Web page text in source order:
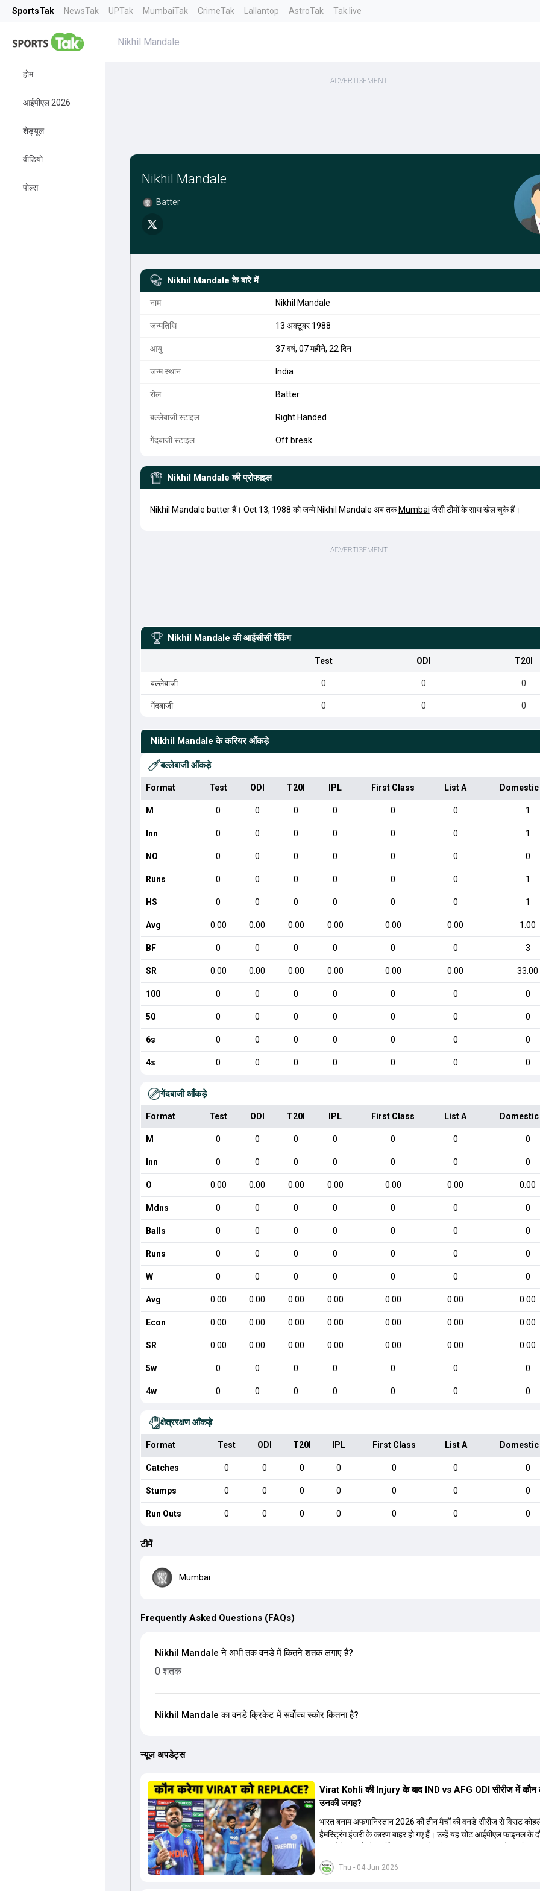
SportsTak NewsTak UPTak MumbaiTak CrimeTak Lallantop AstroTak Tak.live
होम
आईपीएल 2026
शेड्यूल
वीडियो
पोल्स
Nikhil Mandale
Nikhil Mandale
Batter
Nikhil Mandale के बारे में
नाम Nikhil Mandale
जन्मतिथि 13 अक्टूबर 1988
आयु 37 वर्ष, 07 महीने, 22 दिन
जन्म स्थान India
रोल Batter
बल्लेबाजी स्टाइल Right Handed
गेंदबाजी स्टाइल Off break
Nikhil Mandale की प्रोफाइल
Nikhil Mandale batter हैं। Oct 13, 1988 को जन्मे Nikhil Mandale अब तक Mumbai जैसी टीमों के साथ खेल चुके हैं।
Nikhil Mandale की आईसीसी रैंकिंग
Test ODI T20I
बल्लेबाजी 0 0 0
गेंदबाजी 0 0 0
Nikhil Mandale के करियर आँकड़े
बल्लेबाजी आँकड़े
Format Test ODI T20I IPL First Class List A
M 0 0 0 0 0 0 1
Inn 0 0 0 0 0 0 1
NO 0 0 0 0 0 0 0
Runs 0 0 0 0 0 0 1
HS 0 0 0 0 0 0 1
Avg 0.00 0.00 0.00 0.00 0.00 0.00 1.00
BF 0 0 0 0 0 0 3
SR 0.00 0.00 0.00 0.00 0.00 0.00 33.00
100 0 0 0 0 0 0 0
50 0 0 0 0 0 0 0
6s 0 0 0 0 0 0 0
4s 0 0 0 0 0 0 0
गेंदबाजी आँकड़े
Format Test ODI T20I IPL First Class List A
M 0 0 0 0 0 0 0
Inn 0 0 0 0 0 0 0
O 0.00 0.00 0.00 0.00 0.00 0.00 0.00
Mdns 0 0 0 0 0 0 0
Balls 0 0 0 0 0 0 0
Runs 0 0 0 0 0 0 0
W 0 0 0 0 0 0 0
Avg 0.00 0.00 0.00 0.00 0.00 0.00 0.00
Econ 0.00 0.00 0.00 0.00 0.00 0.00 0.00
SR 0.00 0.00 0.00 0.00 0.00 0.00 0.00
5w 0 0 0 0 0 0 0
4w 0 0 0 0 0 0 0
क्षेत्ररक्षण आँकड़े
Format Test ODI T20I IPL First Class List A
Catches 0 0 0 0 0 0 0
Stumps 0 0 0 0 0 0 0
Run Outs 0 0 0 0 0 0 0
टीमें
Mumbai
Frequently Asked Questions (FAQs)
Nikhil Mandale ने अभी तक वनडे में कितने शतक लगाए हैं?
0 शतक
Nikhil Mandale का वनडे क्रिकेट में सर्वोच्च स्कोर कितना है?
न्यूज अपडेट्स
Thu - 04 Jun 2026
Virat Kohli की Injury के बाद IND vs AFG ODI सीरीज में कौन
उनकी जगह?
भारत बनाम अफगानिस्तान 2026 की तीन मैचों की वनडे सीरीज से विराट
हैमस्ट्रिंग इंजरी के कारण बाहर हो गए हैं। उन्हें यह चोट आईपीएल फाइनल के
कोहली की जगह एक मजबूत विकल्प खोजना जरूरी है। इस वीडियो में विराट
रिप्लेसमेंट के तौर पर कई दावेदारों पर चर्चा की गई है। रुतुराज गायकवाड़